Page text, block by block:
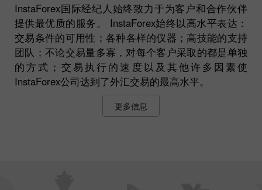
InstaForex国际经纪人始终致力于为客户和合作伙伴
提供最优质的服务。 InstaForex始终以高水平表达：
交易条件的可用性；各种各样的仪器；高技能的支持
团队；不论交易量多寡，对每个客户采取的都是单独
的方式；交易执行的速度以及其他许多因素使
InstaForex公司达到了外汇交易的最高水平。
更多信息